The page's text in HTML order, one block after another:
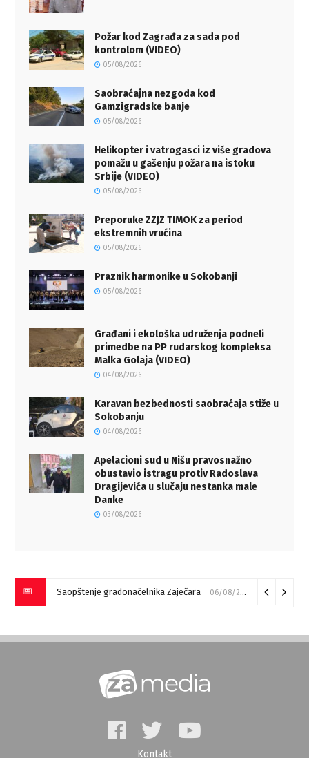
Požar kod Zagrađa za sada pod
kontrolom (VIDEO)
05/08/2026
Saobraćajna nezgoda kod
Gamzigradske banje
05/08/2026
Helikopter i vatrogasci iz više gradova
pomažu u gašenju požara na istoku
Srbije (VIDEO)
05/08/2026
Preporuke ZZJZ TIMOK za period
ekstremnih vrućina
05/08/2026
Praznik harmonike u Sokobanji
05/08/2026
Građani i ekološka udruženja podneli
primedbe na PP rudarskog kompleksa
Malka Golaja (VIDEO)
04/08/2026
Karavan bezbednosti saobraćaja stiže u
Sokobanju
04/08/2026
Apelacioni sud u Nišu pravosnažno
obustavio istragu protiv Radoslava
Dragijevića u slučaju nestanka male
Danke
03/08/2026
Saopštenje gradonačelnika Zaječara 06/08/2026
Kontakt